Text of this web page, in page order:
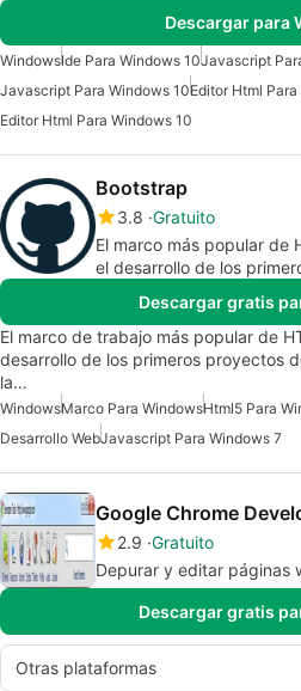
Descargar para
WindowsIde Para Windows 10Javascript
Javascript Para Windows 10Editor Html
Editor Html Para Windows 10
Bootstrap
3.8 Gratuito
El marco más popular de
el desarrollo de los
Descargar gratis
El marco de trabajo más popular de
desarrollo de los primeros proyectos
la…
WindowsMarco Para WindowsHtml5 Para
Desarrollo WebJavascript Para Windows 7
Google Chrome
2.9 Gratuito
Depurar y editar páginas
Descargar gratis
Otras plataformas